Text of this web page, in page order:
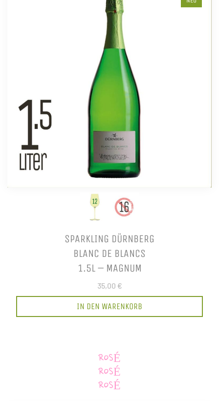
SPARKLING DÜRNBERG
BLANC DE BLANCS
1.5L – MAGNUM
35,00 €
IN DEN WARENKORB
ROSÉ
ROSÉ
ROSÉ